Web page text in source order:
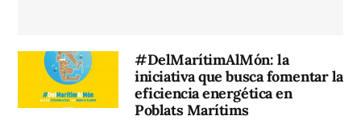
#DelMarítimAlMón: la
iniciativa que busca fomentar la
eficiencia energética en
Poblats Marítims